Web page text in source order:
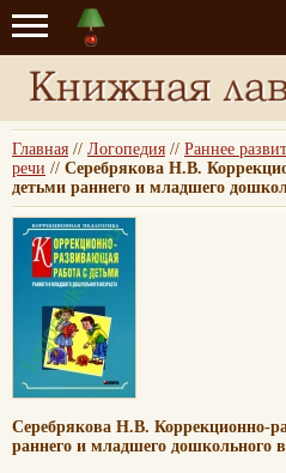
Главная // Логопедия // Раннее
речи // Серебрякова Н.В.
детьми раннего и младшего
Серебрякова Н.В. Коррекционно-
раннего и младшего дошкольного